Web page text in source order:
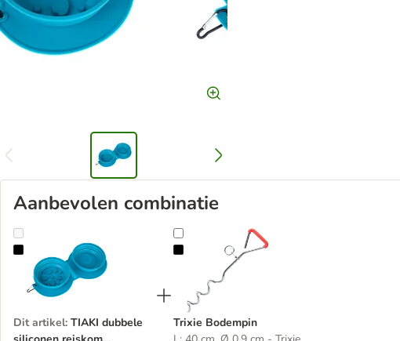
Aanbevolen combinatie
TIAKI dubbele siliconen reiskom Zeevruchten
Dit artikel: TIAKI dubbele
Trixie Bodempin
Trixie Bodempin